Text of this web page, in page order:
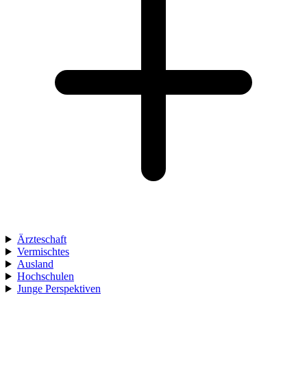
Ärzteschaft
Vermischtes
Ausland
Hochschulen
Junge Perspektiven